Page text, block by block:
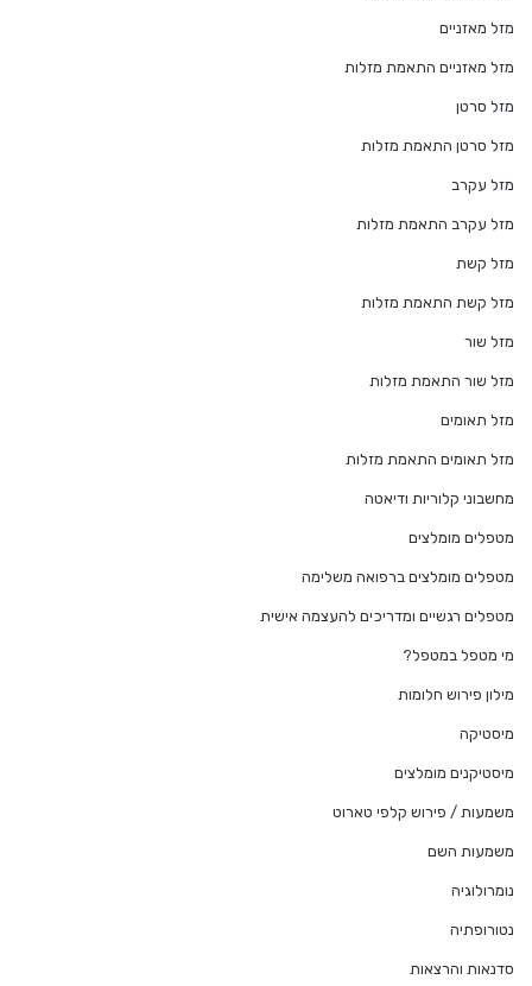
מזל מאזניים
מזל מאזניים התאמת מזלות
מזל סרטן
מזל סרטן התאמת מזלות
מזל עקרב
מזל עקרב התאמת מזלות
מזל קשת
מזל קשת התאמת מזלות
מזל שור
מזל שור התאמת מזלות
מזל תאומים
מזל תאומים התאמת מזלות
מחשבוני קלוריות ודיאטה
מטפלים מומלצים
מטפלים מומלצים ברפואה משלימה
מטפלים רגשיים ומדריכים להעצמה אישית
מי מטפל במטפל?
מילון פירוש חלומות
מיסטיקה
מיסטיקנים מומלצים
משמעות / פירוש קלפי טארוט
משמעות השם
נומרולוגיה
נטורופתיה
סדנאות והרצאות